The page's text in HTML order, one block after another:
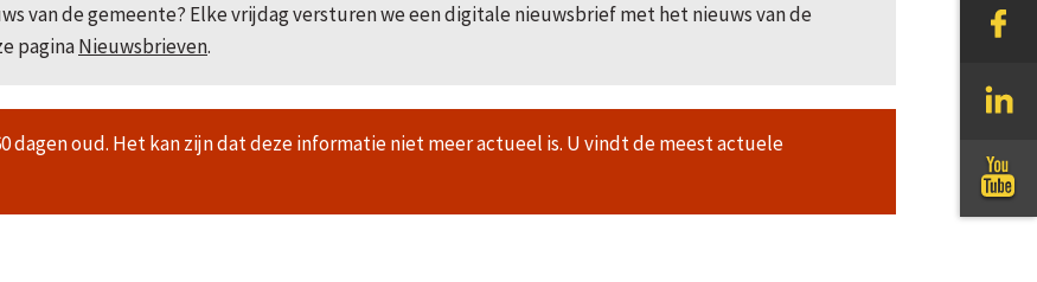
van de gemeente? Elke vrijdag versturen we een digitale nieuwsbrief met het nieuws van de
paginaNieuwsbrieven.
dagen oud. Het kan zijn dat deze informatie niet meer actueel is. U vindt de meest actuele